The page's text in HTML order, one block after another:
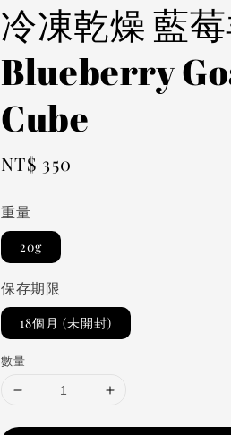
冷凍乾燥 藍
Blueberry
Cube
Regular
NT$ 350
重量
20g
保存期限
18個月 (未開封)
數量